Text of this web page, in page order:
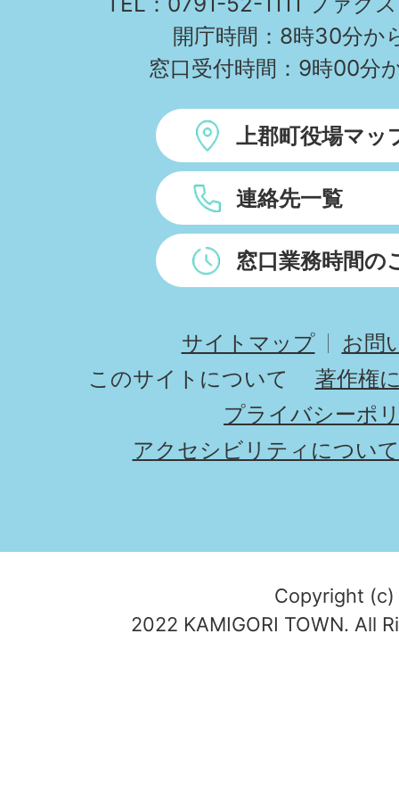
開庁時間：8時30分か
窓口受付時間：9時00分
上郡町役場マッ
連絡先一覧
窓口業務時間の
サイトマップ
お問
このサイトについて
著作権
プライバシーポ
アクセシビリティについて
Copyright (c)
2022 KAMIGORI TOWN. All